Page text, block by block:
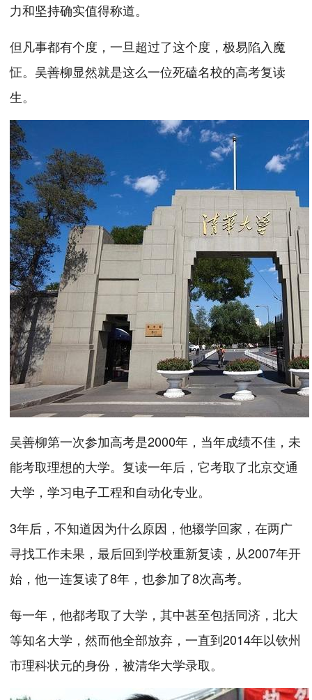
力和坚持确实值得称道。
但凡事都有个度，一旦超过了这个度，极易陷入魔
怔。吴善柳显然就是这么一位死磕名校的高考复读
生。
吴善柳第一次参加高考是2000年，当年成绩不佳，未
能考取理想的大学。复读一年后，它考取了北京交通
大学，学习电子工程和自动化专业。
3年后，不知道因为什么原因，他辍学回家，在两广
寻找工作未果，最后回到学校重新复读，从2007年开
始，他一连复读了8年，也参加了8次高考。
每一年，他都考取了大学，其中甚至包括同济，北大
等知名大学，然而他全部放弃，一直到2014年以钦州
市理科状元的身份，被清华大学录取。